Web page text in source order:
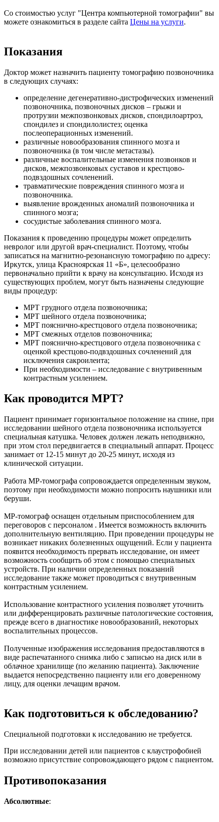
Со стоимостью услуг "Центра компьютерной томографии" вы
можете ознакомиться в разделе сайта Цены на услуги.
Показания
Доктор может назначить пациенту томографию позвоночника
в следующих случаях:
определение дегенеративно-дистрофических изменений
позвоночника, позвоночных дисков – грыжи и
протрузии межпозвонковых дисков, спондилоартроз,
спондилез и спондилолистез; оценка
послеоперационных изменений.
различные новообразования спинного мозга и
позвоночника (в том числе метастазы).
различные воспалительные изменения позвонков и
дисков, межпозвонковых суставов и крестцово-
подвздошных сочленений.
травматические повреждения спинного мозга и
позвоночника.
выявление врожденных аномалий позвоночника и
спинного мозга;
сосудистые заболевания спинного мозга.
Показания к проведению процедуры может определить
невролог или другой врач-специалист. Поэтому, чтобы
записаться на магнитно-резонансную томографию по адресу:
Иркутск, улица Красноярская 11 «Б», целесообразно
первоначально прийти к врачу на консультацию. Исходя из
существующих проблем, могут быть назначены следующие
виды процедур:
МРТ грудного отдела позвоночника;
МРТ шейного отдела позвоночника;
МРТ пояснично-крестцового отдела позвоночника;
МРТ смежных отделов позвоночника;
МРТ пояснично-крестцового отдела позвоночника с
оценкой крестцово-подвздошных сочленений для
исключения сакроилеита;
При необходимости – исследование с внутривенным
контрастным усилением.
Как проводится МРТ?
Пациент принимает горизонтальное положение на спине, при
исследовании шейного отдела позвоночника используется
специальная катушка. Человек должен лежать неподвижно,
при этом стол передвигается в специальный аппарат. Процесс
занимает от 12-15 минут до 20-25 минут, исходя из
клинической ситуации.
Работа МР-томографа сопровождается определенным звуком,
поэтому при необходимости можно попросить наушники или
беруши.
МР-томограф оснащен отдельным приспособлением для
переговоров с персоналом . Имеется возможность включить
дополнительную вентиляцию. При проведении процедуры не
возникает никаких болезненных ощущений. Если у пациента
появится необходимость прервать исследование, он имеет
возможность сообщить об этом с помощью специальных
устройств. При наличии определенных показаний
исследование также может проводиться с внутривенным
контрастным усилением.
Использование контрастного усиления позволяет уточнить
или дифференцировать различные патологические состояния,
прежде всего в диагностике новообразований, некоторых
воспалительных процессов.
Полученные изображения исследования предоставляются в
виде распечатанного снимка либо с записью на диск или в
облачное хранилище (по желанию пациента). Заключение
выдается непосредственно пациенту или его доверенному
лицу, для оценки лечащим врачом.
Как подготовиться к обследованию?
Специальной подготовки к исследованию не требуется.
При исследовании детей или пациентов с клаустрофобией
возможно присутствие сопровождающего рядом с пациентом.
Противопоказания
Абсолютные: